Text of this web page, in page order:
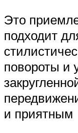
Это
подходит
повороты и
и приятным